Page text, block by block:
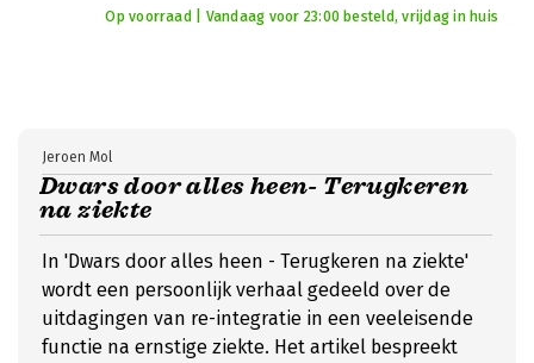
Op voorraad | Vandaag voor 23:00 besteld, vrijdag in huis
Dwars door alles heen- Terugkeren
na ziekte
Jeroen Mol
In 'Dwars door alles heen - Terugkeren na ziekte'
wordt een persoonlijk verhaal gedeeld over de
uitdagingen van re-integratie in een veeleisende
functie na ernstige ziekte. Het artikel bespreekt